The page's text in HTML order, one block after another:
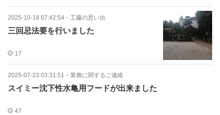
2025-10-18 07:42:54 ・ 工藤の思い出
三回忌法要を行いました
17
2025-07-23 03:31:51 ・ 業務に関するご連絡
スイミー沈下性水亀用フードが出来ました
47